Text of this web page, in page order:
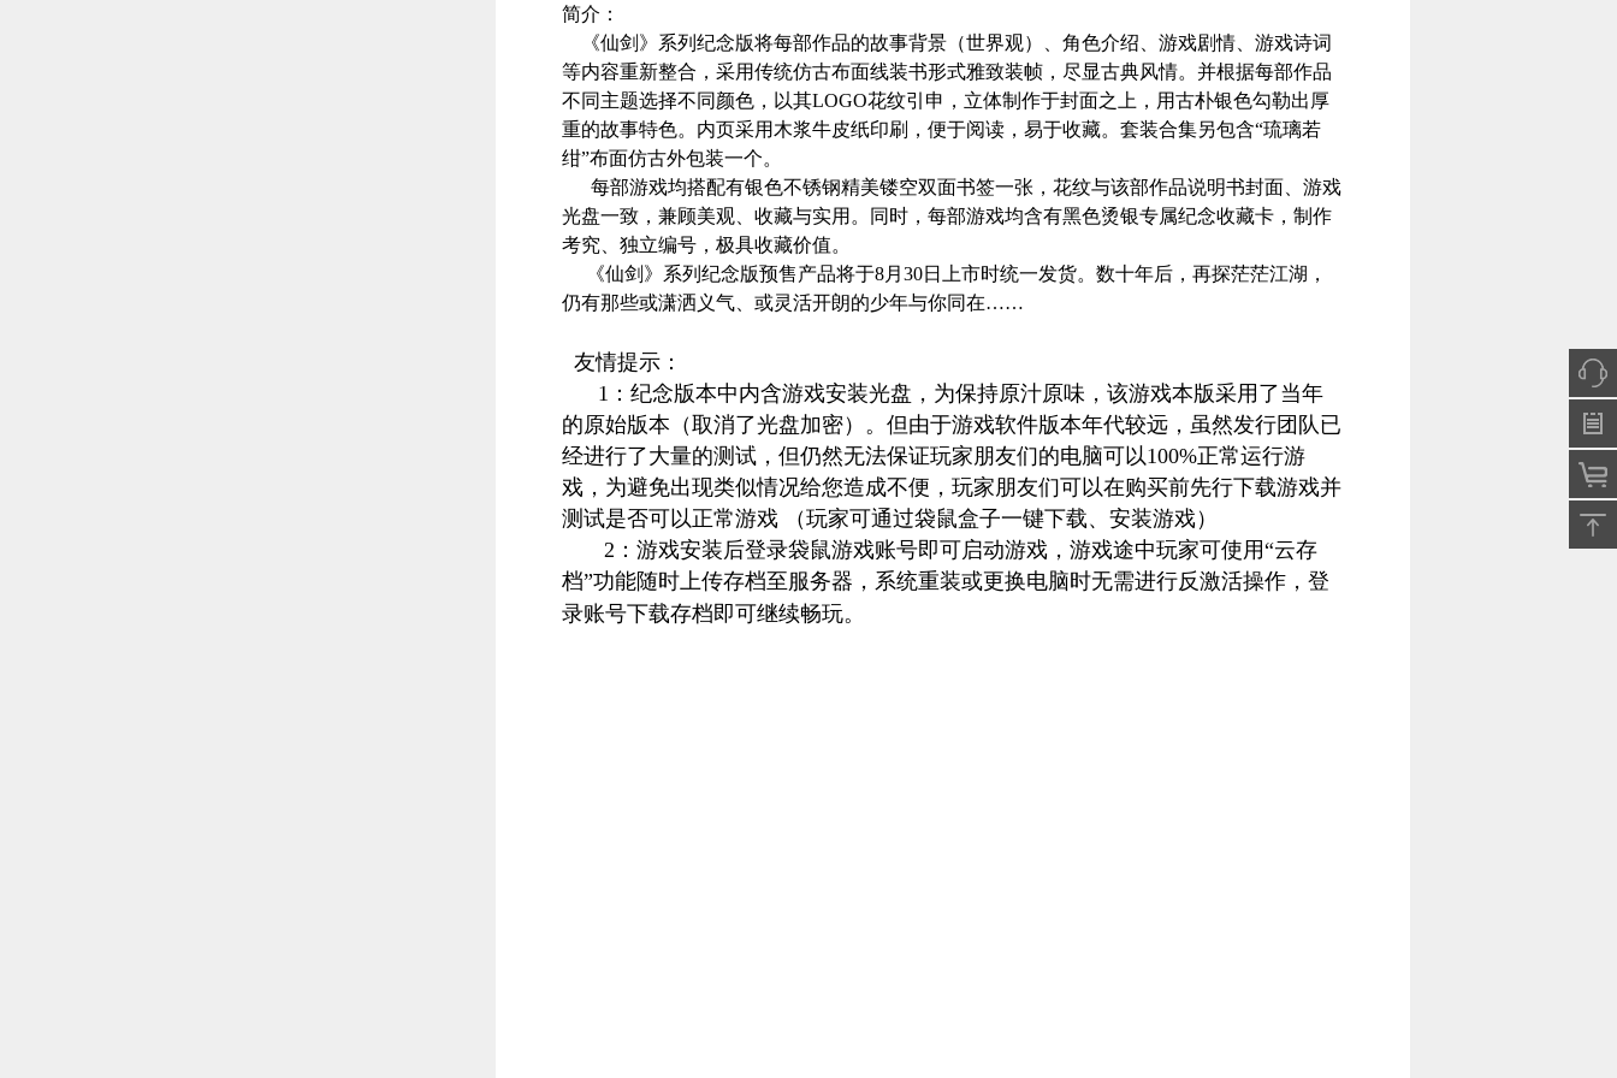
简介：
《仙剑》系列纪念版将每部作品的故事背景（世界观）、角色介绍、游戏剧情、游戏诗词
等内容重新整合，采用传统仿古布面线装书形式雅致装帧，尽显古典风情。并根据每部作品
不同主题选择不同颜色，以其LOGO花纹引申，立体制作于封面之上，用古朴银色勾勒出厚
重的故事特色。内页采用木浆牛皮纸印刷，便于阅读，易于收藏。套装合集另包含“琉璃若
绀”布面仿古外包装一个。
每部游戏均搭配有银色不锈钢精美镂空双面书签一张，花纹与该部作品说明书封面、游戏
光盘一致，兼顾美观、收藏与实用。同时，每部游戏均含有黑色烫银专属纪念收藏卡，制作
考究、独立编号，极具收藏价值。
《仙剑》系列纪念版预售产品将于8月30日上市时统一发货。数十年后，再探茫茫江湖，
仍有那些或潇洒义气、或灵活开朗的少年与你同在……
友情提示：
1：纪念版本中内含游戏安装光盘，为保持原汁原味，该游戏本版采用了当年
的原始版本（取消了光盘加密）。但由于游戏软件版本年代较远，虽然发行团队已
经进行了大量的测试，但仍然无法保证玩家朋友们的电脑可以100%正常运行游
戏，为避免出现类似情况给您造成不便，玩家朋友们可以在购买前先行下载游戏并
测试是否可以正常游戏 （玩家可通过袋鼠盒子一键下载、安装游戏）
2：游戏安装后登录袋鼠游戏账号即可启动游戏，游戏途中玩家可使用“云存
档”功能随时上传存档至服务器，系统重装或更换电脑时无需进行反激活操作，登
录账号下载存档即可继续畅玩。